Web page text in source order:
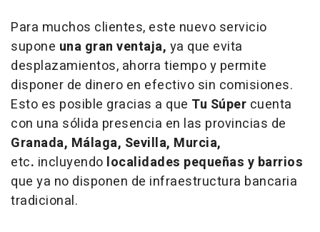
Para muchos clientes, este nuevo servicio
supone una gran ventaja, ya que evita
desplazamientos, ahorra tiempo y permite
disponer de dinero en efectivo sin comisiones.
Esto es posible gracias a que Tu Súper cuenta
con una sólida presencia en las provincias de
Granada, Málaga, Sevilla, Murcia,
etc. incluyendo localidades pequeñas y barrios
que ya no disponen de infraestructura bancaria
tradicional.